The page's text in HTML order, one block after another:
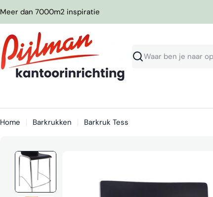
naar
Meer dan 7000m2 inspiratie
Zoeken
Home Barkrukken Barkruk Tess